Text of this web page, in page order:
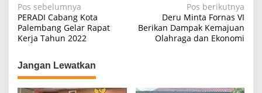
N
a
v
i
g
Pos sebelumnya
PERADI Cabang Kota
Palembang Gelar Rapat
Kerja Tahun 2022
Pos berikutnya
Deru Minta Fornas VI
Berikan Dampak Kemajuan
Olahraga dan Ekonomi
Jangan Lewatkan